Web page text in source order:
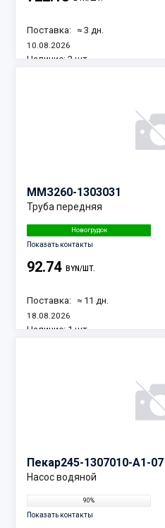
Поставка: ≈ 3 дн.
10.08.2026
Наличие: 2 шт.
ММЗ260-1303031
Труба передняя
Новогрудок
Показать контакты
92.74 BYN/ШТ.
Поставка: ≈ 11 дн.
18.08.2026
Наличие: 1 шт.
Пекар245-1307010-А1-07
Насос водяной
90%
Показать контакты